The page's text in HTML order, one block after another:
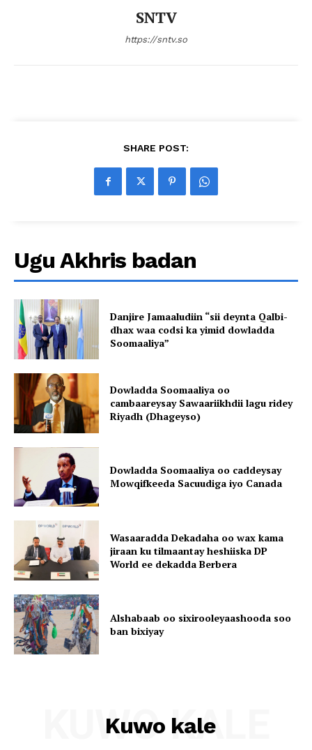
SNTV
https://sntv.so
SHARE POST:
Ugu Akhris badan
Danjire Jamaaludiin “sii deynta Qalbi-
dhax waa codsi ka yimid dowladda
Soomaaliya”
Dowladda Soomaaliya oo
cambaareysay Sawaariikhdii lagu ridey
Riyadh (Dhageyso)
Dowladda Soomaaliya oo caddeysay
Mowqifkeeda Sacuudiga iyo Canada
Wasaaradda Dekadaha oo wax kama
jiraan ku tilmaantay heshiiska DP
World ee dekadda Berbera
Alshabaab oo sixirooleyaashooda soo
ban bixiyay
Kuwo kale
KUWO KALE